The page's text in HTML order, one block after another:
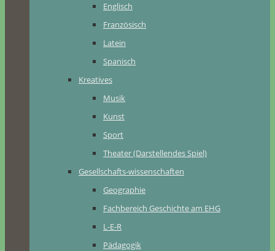
Englisch
Französisch
Latein
Spanisch
Kreatives
Musik
Kunst
Sport
Theater (Darstellendes Spiel)
Gesellschafts-wissenschaften
Geographie
Fachbereich Geschichte am EHG
L-E-R
Pädagogik